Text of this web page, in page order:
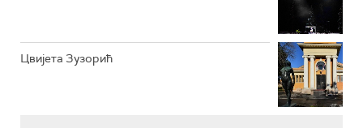
Цвијета Зузорић